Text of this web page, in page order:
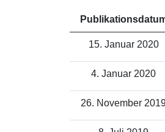
15. Januar 2020
4. Januar 2020
26. November